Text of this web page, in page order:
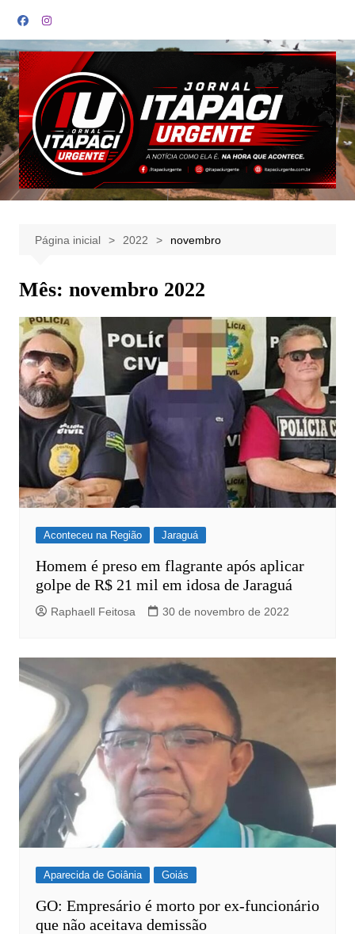
para
o
conteúdo
Página inicial 2022 novembro
Mês: novembro 2022
Aconteceu na Região Jaraguá
Homem é preso em flagrante após aplicar
golpe de R$ 21 mil em idosa de Jaraguá
Raphaell Feitosa 30 de novembro de 2022
Aparecida de Goiânia Goiás
GO: Empresário é morto por ex-funcionário
que não aceitava demissão